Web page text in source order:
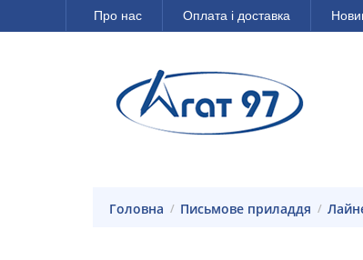
Про нас Оплата і доставка
Головна Письмове приладдя